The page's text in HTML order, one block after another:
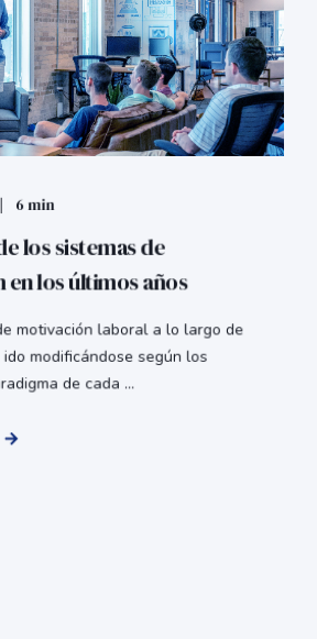
6 min
los sistemas de
los últimos años
motivación laboral a lo largo de
modificándose según los
de cada ...